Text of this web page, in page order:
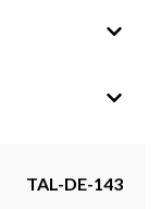
TAL-DE-143